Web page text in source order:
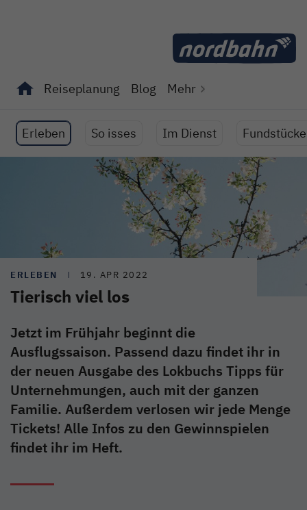
Reiseplanung Blog Mehr
Erleben So isses Im Dienst Fundstücke
ERLEBEN 19. APR 2022
Tierisch viel los
Jetzt im Frühjahr beginnt die
Ausflugssaison. Passend dazu findet ihr in
der neuen Ausgabe des Lokbuchs Tipps für
Unternehmungen, auch mit der ganzen
Familie. Außerdem verlosen wir jede Menge
Tickets! Alle Infos zu den Gewinnspielen
findet ihr im Heft.